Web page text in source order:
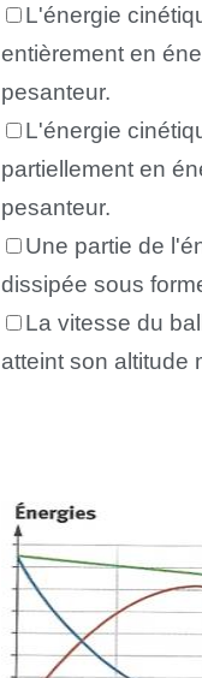
L'énergie
entièrement en
pesanteur.
L'énergie
partiellement en
pesanteur.
Une partie de
dissipée sous
La vitesse du
atteint son altitude